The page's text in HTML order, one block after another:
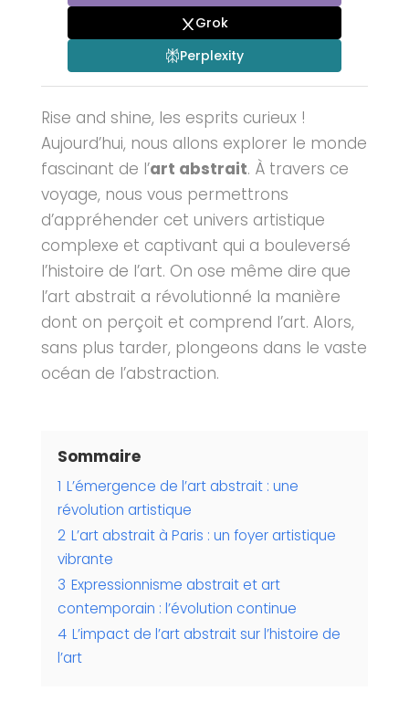
Grok
Perplexity
Rise and shine, les esprits curieux !
Aujourd’hui, nous allons explorer le monde
fascinant de l’art abstrait. À travers ce
voyage, nous vous permettrons
d’appréhender cet univers artistique
complexe et captivant qui a bouleversé
l’histoire de l’art. On ose même dire que
l’art abstrait a révolutionné la manière
dont on perçoit et comprend l’art. Alors,
sans plus tarder, plongeons dans le vaste
océan de l’abstraction.
Sommaire
1 L’émergence de l’art abstrait : une
révolution artistique
2 L’art abstrait à Paris : un foyer artistique
vibrante
3 Expressionnisme abstrait et art
contemporain : l’évolution continue
4 L’impact de l’art abstrait sur l’histoire de
l’art